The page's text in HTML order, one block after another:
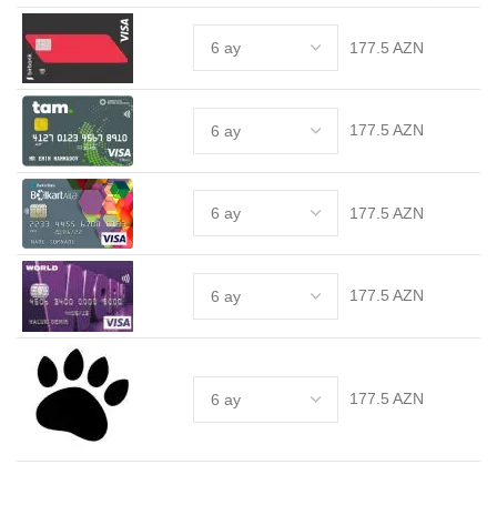
177.5 AZN
177.5 AZN
177.5 AZN
177.5 AZN
177.5 AZN